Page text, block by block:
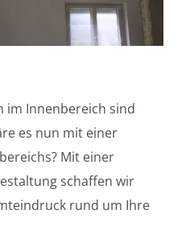
im Innenbereich sind
es nun mit einer
Mit einer
schaffen wir
rund um Ihre